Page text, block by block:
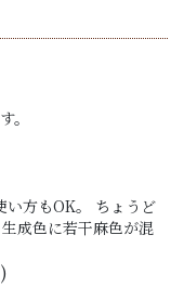
。
い方もOK。 ちょうど
成色に若干麻色が混